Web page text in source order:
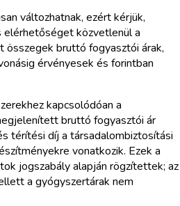
változhatnak, ezért kérjük,
elérhetőséget közvetlenül a
bruttó fogyasztói árak,
érvényesek és forintban
kapcsolódóan a
bruttó fogyasztói ár
térítési díj a társadalombiztosítási
vonatkozik. Ezek a
jogszabály alapján rögzítettek; az
a gyógyszertárak nem